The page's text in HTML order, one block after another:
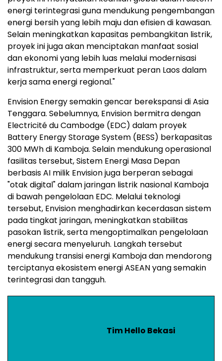
energi terintegrasi guna mendukung pengembangan
energi bersih yang lebih maju dan efisien di kawasan.
Selain meningkatkan kapasitas pembangkitan listrik,
proyek ini juga akan menciptakan manfaat sosial
dan ekonomi yang lebih luas melalui modernisasi
infrastruktur, serta memperkuat peran Laos dalam
kerja sama energi regional."
Envision Energy semakin gencar berekspansi di Asia
Tenggara. Sebelumnya, Envision bermitra dengan
Electricité du Cambodge (EDC) dalam proyek
Battery Energy Storage System (BESS) berkapasitas
300 MWh di Kamboja. Selain mendukung operasional
fasilitas tersebut, Sistem Energi Masa Depan
berbasis AI milik Envision juga berperan sebagai
"otak digital" dalam jaringan listrik nasional Kamboja
di bawah pengelolaan EDC. Melalui teknologi
tersebut, Envision menghadirkan kecerdasan sistem
pada tingkat jaringan, meningkatkan stabilitas
pasokan listrik, serta mengoptimalkan pengelolaan
energi secara menyeluruh. Langkah tersebut
mendukung transisi energi Kamboja dan mendorong
terciptanya ekosistem energi ASEAN yang semakin
terintegrasi dan tangguh.
Tim Hello Bekasi